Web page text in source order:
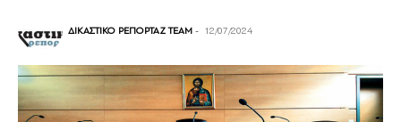
ΔΙΚΑΣΤΙΚΟ ΡΕΠΟΡΤΑΖ TEAM - 12/07/2024